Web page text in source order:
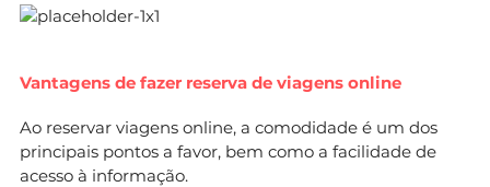
Vantagens de fazer reserva de viagens online
Ao reservar viagens online, a comodidade é um dos
principais pontos a favor, bem como a facilidade de
acesso à informação.